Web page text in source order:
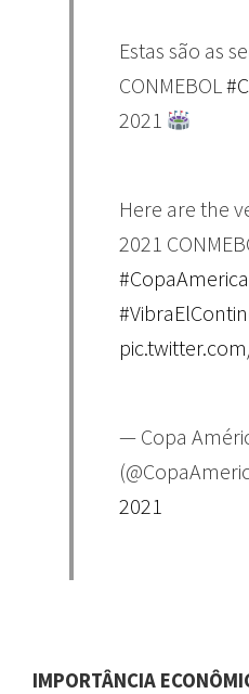
Estas são as
CONMEBOL
2021
​Here are the
2021
#CopaAmerica
— Copa
2021
IMPORTÂNCIA